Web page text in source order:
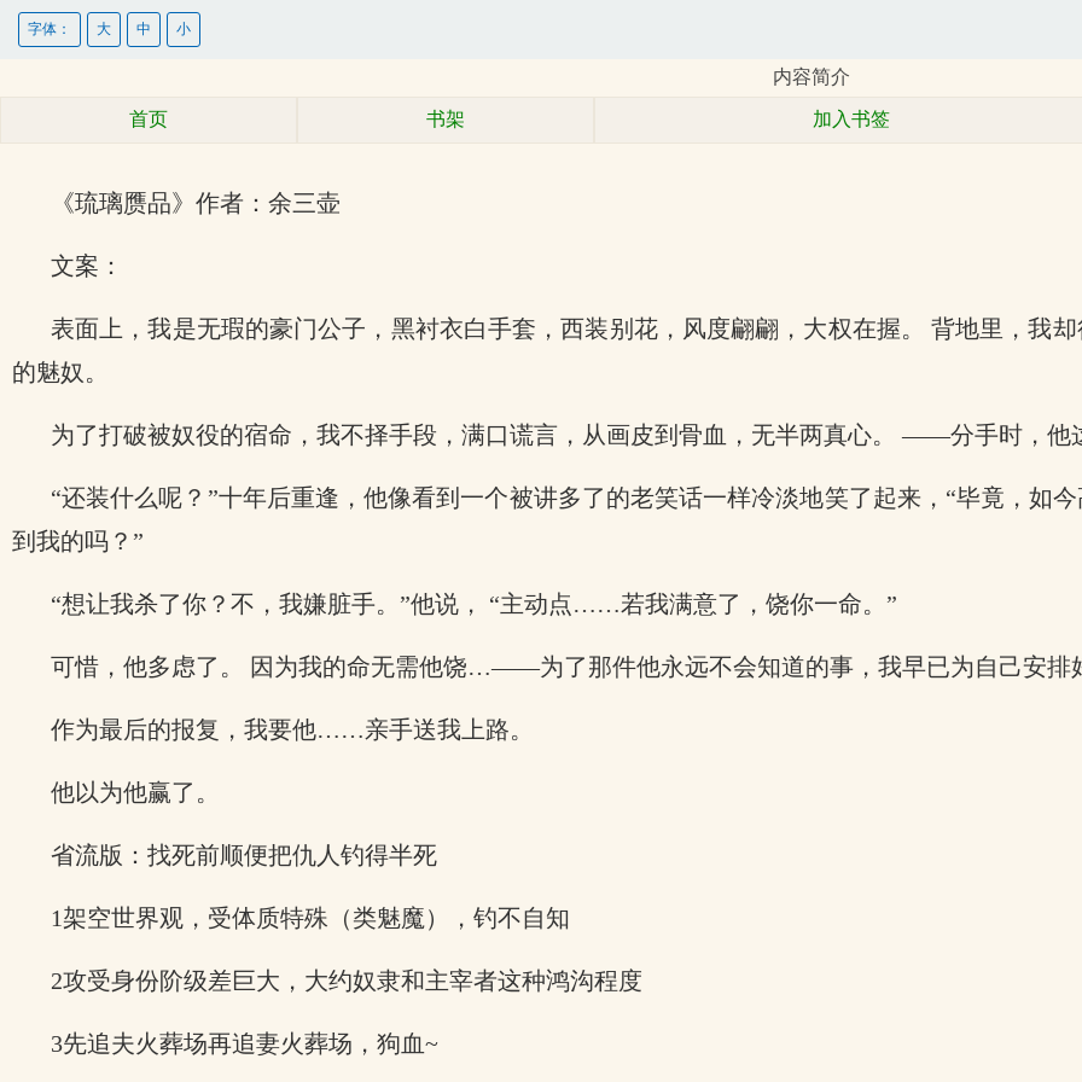
字体： 大 中 小
内容简介
首页 书架 加入书签
《琉璃赝品》作者：余三壶
文案：
表面上，我是无瑕的豪门公子，黑衬衣白手套，西装别花，风度翩翩，大权在握。 背地里，我
的魅奴。
为了打破被奴役的宿命，我不择手段，满口谎言，从画皮到骨血，无半两真心。 ——分手时，他
“还装什么呢？”十年后重逢，他像看到一个被讲多了的老笑话一样冷淡地笑了起来，“毕竟，如
到我的吗？”
“想让我杀了你？不，我嫌脏手。”他说， “主动点……若我满意了，饶你一命。”
可惜，他多虑了。 因为我的命无需他饶…——为了那件他永远不会知道的事，我早已为自己安排
作为最后的报复，我要他……亲手送我上路。
他以为他赢了。
省流版：找死前顺便把仇人钓得半死
1架空世界观，受体质特殊（类魅魔），钓不自知
2攻受身份阶级差巨大，大约奴隶和主宰者这种鸿沟程度
3先追夫火葬场再追妻火葬场，狗血~